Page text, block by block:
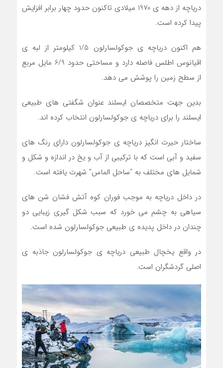
دریاچه از دهه ی 1970 میلادی تاکنون حدود چهار برابر افزایش
پیدا کرده است.
هم اکنون دریاچه ی جوکولسارلون 1/5 کیلومتر از لبه ی
اقیانوس اطلس فاصله دارد و مساحتی حدود 6/9 مایل مربع
از سطح زمین را پوشش می دهد.
بدین جهت متخصصان ایسلند عنوان شگفتی های طبیعی
ایسلند را برای دریاچه ی جوکولسارلون انتخاب کرده اند.
ساختار حیرت انگیز دریاچه ی جوکولسارلون دارای رنگ های
سفید و آبی است که با ترکیبی از آب و یخ در اندازه و شکل و
شمایل های مختلف به “ساحل الماس” شهرت یافته است.
در داخل دریاچه به موجب فوران کوه آتش فشان شن های
سیاهی به چشم می خورد که سبب شکل گیری زیبایی دو
چندان در داخل پدیده ی طبیعی جوکولسارلون شده است.
در واقع یخچال طبیعی دریاچه ی جوکولسارلون جاذبه ی
اصلی گردشگران است.